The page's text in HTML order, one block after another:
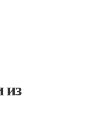
из